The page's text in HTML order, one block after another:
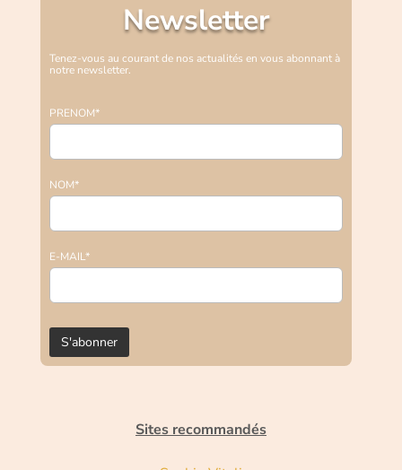
Newsletter
Tenez-vous au courant de nos actualités en vous abonnant à
notre newsletter.
PRENOM*
NOM*
E-MAIL*
Sites recommandés